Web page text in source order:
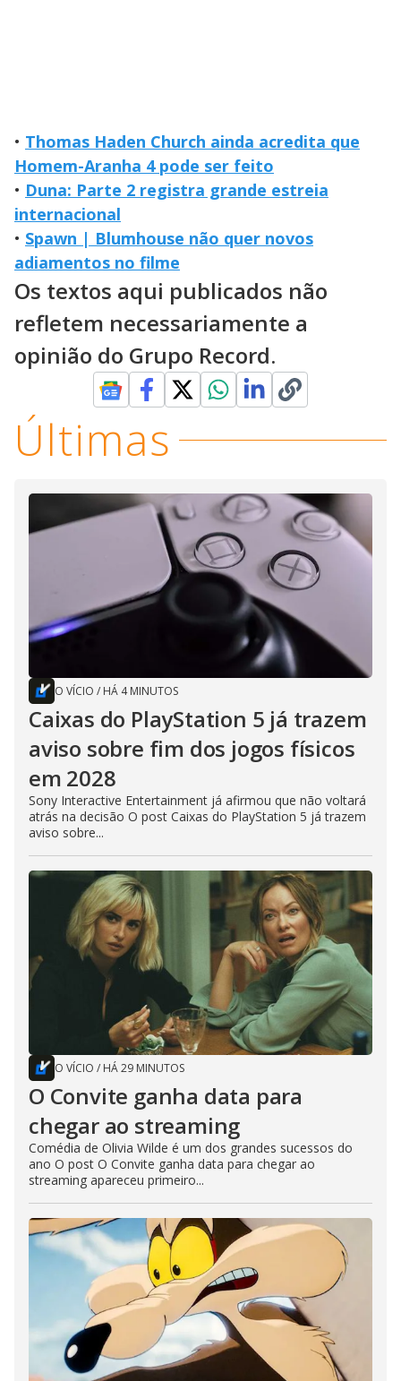
• Thomas Haden Church ainda acredita que
Homem-Aranha 4 pode ser feito
• Duna: Parte 2 registra grande estreia
internacional
• Spawn | Blumhouse não quer novos
adiamentos no filme
Os textos aqui publicados não
refletem necessariamente a
opinião do Grupo Record.
Últimas
O VÍCIO / HÁ 4 MINUTOS
Caixas do PlayStation 5 já trazem
aviso sobre fim dos jogos físicos
em 2028
Sony Interactive Entertainment já afirmou que não voltará
atrás na decisão O post Caixas do PlayStation 5 já trazem
aviso sobre...
O VÍCIO / HÁ 29 MINUTOS
O Convite ganha data para
chegar ao streaming
Comédia de Olivia Wilde é um dos grandes sucessos do
ano O post O Convite ganha data para chegar ao
streaming apareceu primeiro...